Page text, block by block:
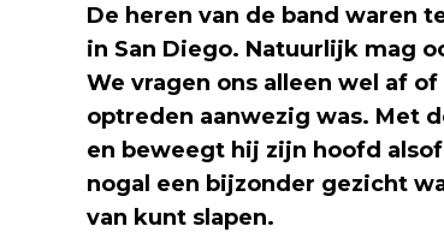
De heren van de band waren
in San Diego. Natuurlijk mag
We vragen ons alleen wel af
optreden aanwezig was. Met
en beweegt hij zijn hoofd
nogal een bijzonder gezicht
van kunt slapen.